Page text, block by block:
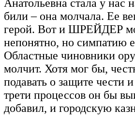
Анатольевна стала у нас
били – она молчала. Ее
герой. Вот и ШРЕЙДЕР
непонятно, но симпатию
Областные чиновники
молчит. Хотя мог бы,
подавать о защите чести
трети процессов он бы
добавил, и городскую